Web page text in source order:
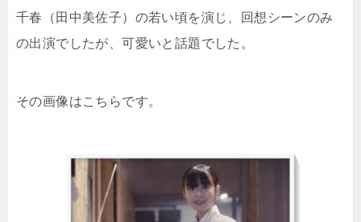
千春（田中美佐子）の若い頃を演じ、回想シーンのみ
の出演でしたが、可愛いと話題でした。
その画像はこちらです。